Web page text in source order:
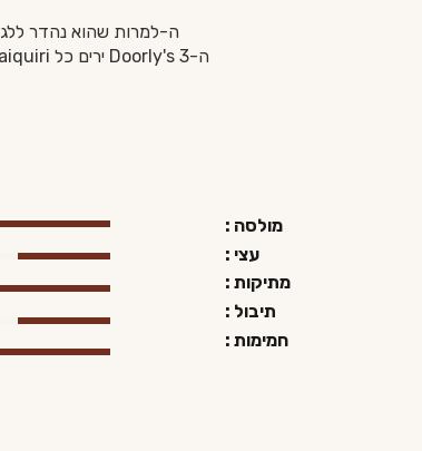
ה-למרות שהוא נהדר
ה-Doorly's 3 ירים כל Daiquiri או Mojito לרמת פרימיום בגלל הגוף והעומק שהוא מביא איתו.
מולסה :
עצי :
מתיקות :
תיבול :
חמימות :